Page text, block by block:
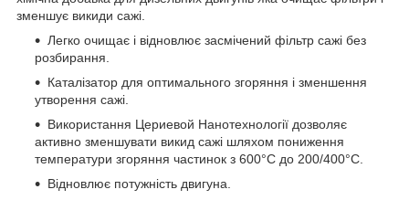
зменшує викиди сажі.
Легко очищає і відновлює засмічений фільтр сажі без
розбирання.
Каталізатор для оптимального згоряння і зменшення
утворення сажі.
Використання Цериевой Нанотехнології дозволяє
активно зменшувати викид сажі шляхом пониження
температури згоряння частинок з 600°C до 200/400°C.
Відновлює потужність двигуна.